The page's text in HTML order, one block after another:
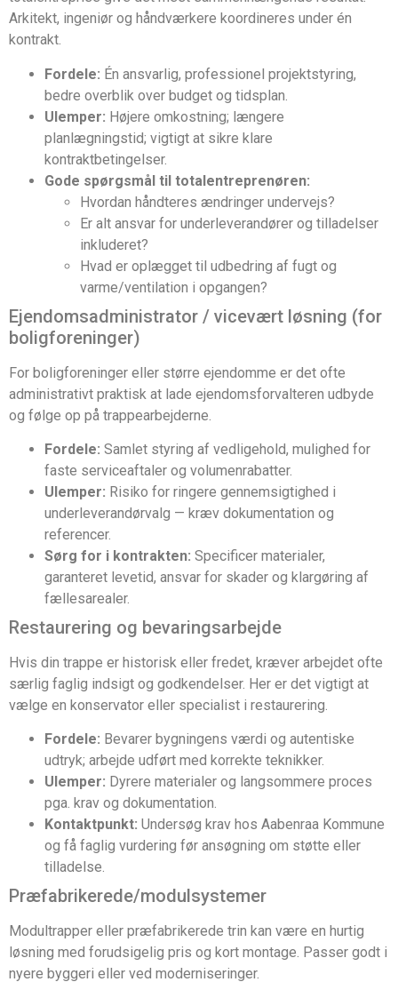
Arkitekt, ingeniør og håndværkere koordineres under én
kontrakt.
Fordele: Én ansvarlig, professionel projektstyring,
bedre overblik over budget og tidsplan.
Ulemper: Højere omkostning; længere
planlægningstid; vigtigt at sikre klare
kontraktbetingelser.
Gode spørgsmål til totalentreprenøren:
Hvordan håndteres ændringer undervejs?
Er alt ansvar for underleverandører og tilladelser
inkluderet?
Hvad er oplægget til udbedring af fugt og
varme/ventilation i opgangen?
Ejendomsadministrator / vicevært løsning (for
boligforeninger)
For boligforeninger eller større ejendomme er det ofte
administrativt praktisk at lade ejendomsforvalteren udbyde
og følge op på trappearbejderne.
Fordele: Samlet styring af vedligehold, mulighed for
faste serviceaftaler og volumenrabatter.
Ulemper: Risiko for ringere gennemsigtighed i
underleverandørvalg — kræv dokumentation og
referencer.
Sørg for i kontrakten: Specificer materialer,
garanteret levetid, ansvar for skader og klargøring af
fællesarealer.
Restaurering og bevaringsarbejde
Hvis din trappe er historisk eller fredet, kræver arbejdet ofte
særlig faglig indsigt og godkendelser. Her er det vigtigt at
vælge en konservator eller specialist i restaurering.
Fordele: Bevarer bygningens værdi og autentiske
udtryk; arbejde udført med korrekte teknikker.
Ulemper: Dyrere materialer og langsommere proces
pga. krav og dokumentation.
Kontaktpunkt: Undersøg krav hos Aabenraa Kommune
og få faglig vurdering før ansøgning om støtte eller
tilladelse.
Præfabrikerede/modulsystemer
Modultrapper eller præfabrikerede trin kan være en hurtig
løsning med forudsigelig pris og kort montage. Passer godt i
nyere byggeri eller ved moderniseringer.